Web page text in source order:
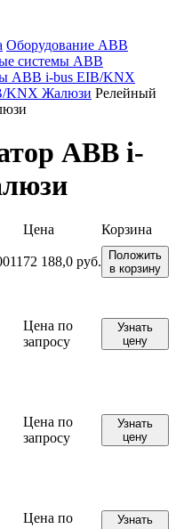
Оборудование ABB
системы ABB
ABB i-bus EIB/KNX
KNX Жалюзи Релейный
ABB i-
Цена
Корзина
72 188,0 руб.
Положить
в корзину
Цена по
запросу
Узнать
цену
Цена по
запросу
Узнать
цену
Цена по
Узнать